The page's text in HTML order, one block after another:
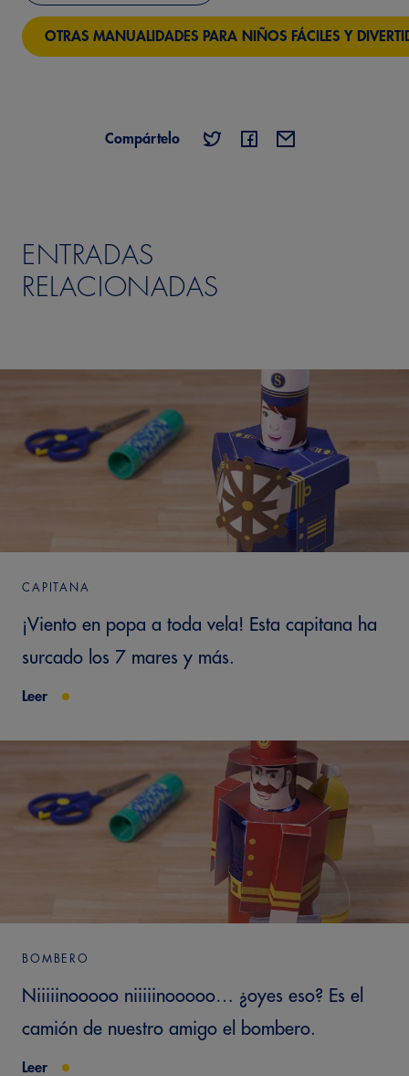
OTRAS MANUALIDADES PARA NIÑOS FÁCILES Y
Compártelo
ENTRADAS
RELACIONADAS
CAPITANA
¡Viento en popa a toda vela! Esta capitana ha
surcado los 7 mares y más.
Leer
BOMBERO
Niiiiinooooo niiiiinooooo… ¿oyes eso? Es el
camión de nuestro amigo el bombero.
Leer